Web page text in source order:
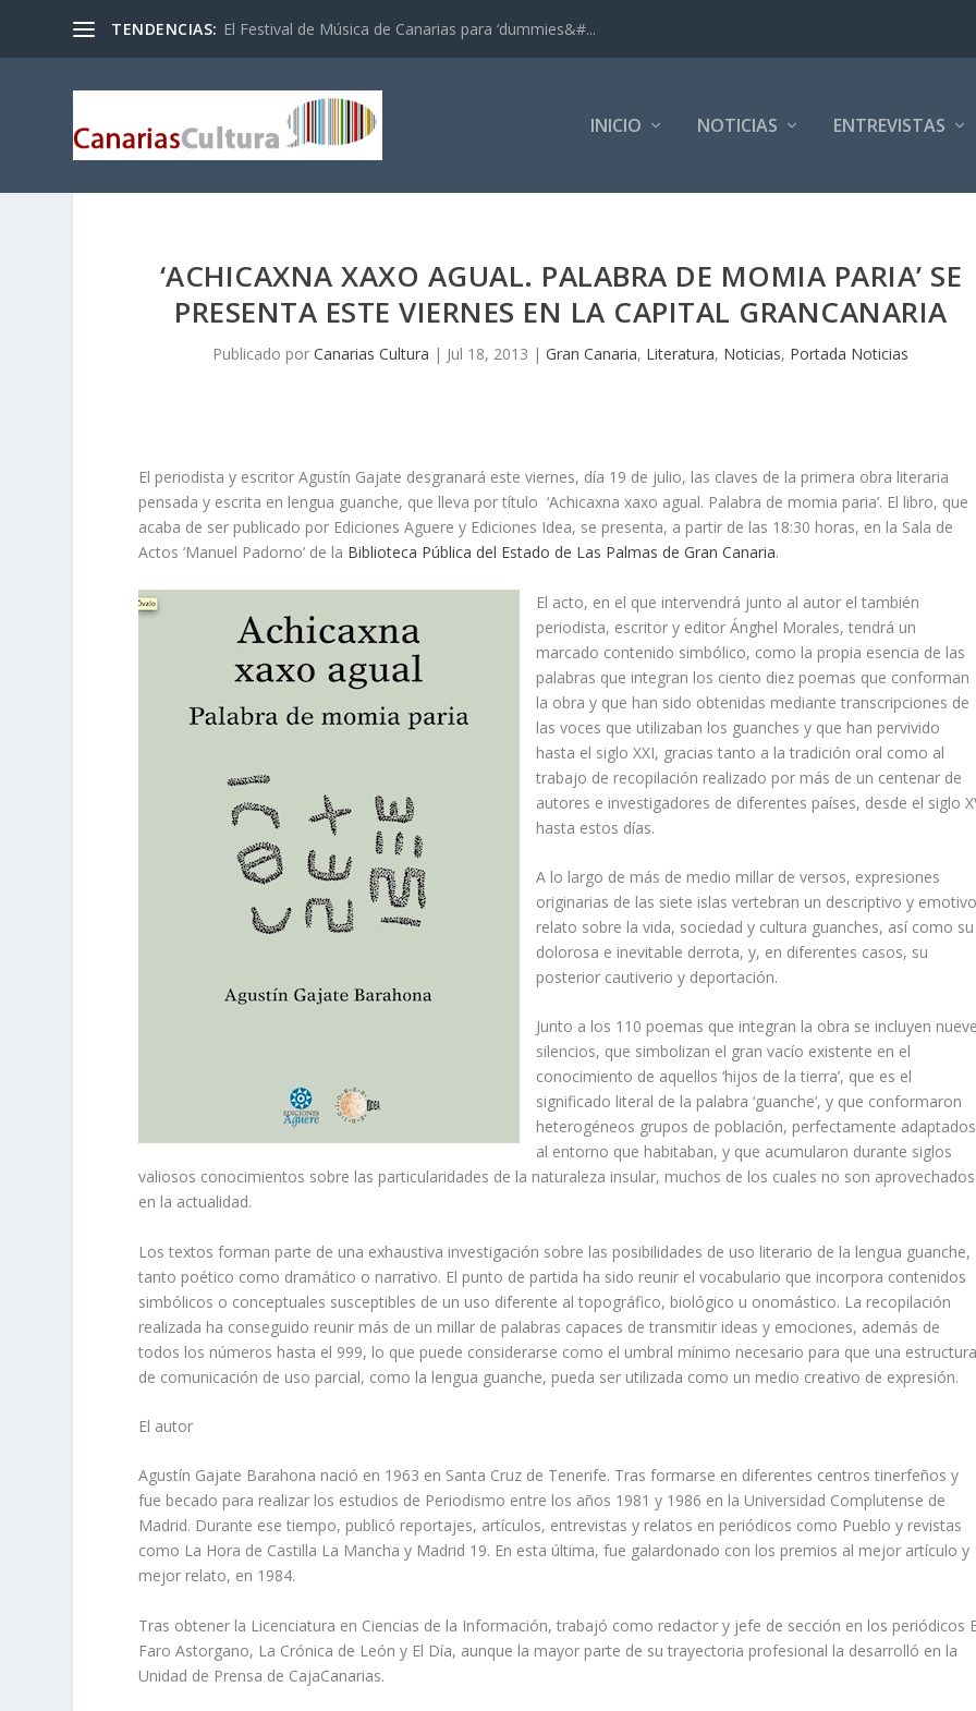
TENDENCIAS: El Festival de Música de Canarias para ‘dummies&#...
INICIO NOTICIAS ENTREVISTAS
‘ACHICAXNA XAXO AGUAL. PALABRA DE MOMIA PARIA’ SE
PRESENTA ESTE VIERNES EN LA CAPITAL GRANCANARIA
Publicado porCanarias Cultura | Jul 18, 2013 |Gran Canaria, Literatura, Noticias, Portada Noticias
El periodista y escritor Agustín Gajate desgranará este viernes, día 19 de julio, las claves de la primera obra literaria
pensada y escrita en lengua guanche, que lleva por título ‘Achicaxna xaxo agual. Palabra de momia paria’. El libro, que
acaba de ser publicado por Ediciones Aguere y Ediciones Idea, se presenta, a partir de las 18:30 horas, en la Sala de
Actos ‘Manuel Padorno’ de la Biblioteca Pública del Estado de Las Palmas de Gran Canaria.
El acto, en el que intervendrá junto al autor el también
periodista, escritor y editor Ánghel Morales, tendrá un
marcado contenido simbólico, como la propia esencia de las
palabras que integran los ciento diez poemas que conforman
la obra y que han sido obtenidas mediante transcripciones de
las voces que utilizaban los guanches y que han pervivido
hasta el siglo XXI, gracias tanto a la tradición oral como al
trabajo de recopilación realizado por más de un centenar de
autores e investigadores de diferentes países, desde el siglo
hasta estos días.
A lo largo de más de medio millar de versos, expresiones
originarias de las siete islas vertebran un descriptivo y
relato sobre la vida, sociedad y cultura guanches, así como su
dolorosa e inevitable derrota, y, en diferentes casos, su
posterior cautiverio y deportación.
Junto a los 110 poemas que integran la obra se incluyen
silencios, que simbolizan el gran vacío existente en el
conocimiento de aquellos ‘hijos de la tierra’, que es el
significado literal de la palabra ‘guanche’, y que conformaron
heterogéneos grupos de población, perfectamente adaptados
al entorno que habitaban, y que acumularon durante siglos
valiosos conocimientos sobre las particularidades de la naturaleza insular, muchos de los cuales no son aprovechados
en la actualidad.
Los textos forman parte de una exhaustiva investigación sobre las posibilidades de uso literario de la lengua guanche,
tanto poético como dramático o narrativo. El punto de partida ha sido reunir el vocabulario que incorpora contenidos
simbólicos o conceptuales susceptibles de un uso diferente al topográfico, biológico u onomástico. La recopilación
realizada ha conseguido reunir más de un millar de palabras capaces de transmitir ideas y emociones, además de
todos los números hasta el 999, lo que puede considerarse como el umbral mínimo necesario para que una
de comunicación de uso parcial, como la lengua guanche, pueda ser utilizada como un medio creativo de expresión.
El autor
Agustín Gajate Barahona nació en 1963 en Santa Cruz de Tenerife. Tras formarse en diferentes centros tinerfeños y
fue becado para realizar los estudios de Periodismo entre los años 1981 y 1986 en la Universidad Complutense de
Madrid. Durante ese tiempo, publicó reportajes, artículos, entrevistas y relatos en periódicos como Pueblo y revistas
como La Hora de Castilla La Mancha y Madrid 19. En esta última, fue galardonado con los premios al mejor artículo y
mejor relato, en 1984.
Tras obtener la Licenciatura en Ciencias de la Información, trabajó como redactor y jefe de sección en los periódicos
Faro Astorgano, La Crónica de León y El Día, aunque la mayor parte de su trayectoria profesional la desarrolló en la
Unidad de Prensa de CajaCanarias.